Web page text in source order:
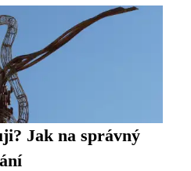
Jak na správný